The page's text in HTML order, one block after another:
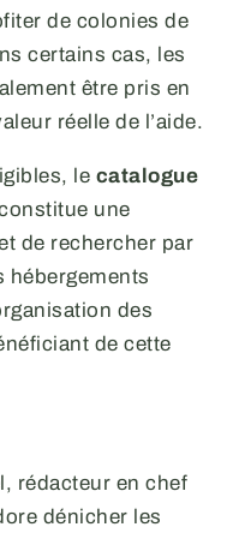
de colonies de
certains cas, les
être pris en
réelle de l’aide.
le catalogue
une
de rechercher par
hébergements
des
de cette
rédacteur en chef
dénicher les